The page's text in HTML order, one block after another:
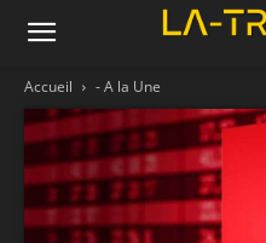
Accueil - A la Une